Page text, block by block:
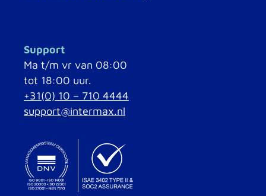
Support
Ma t/m vr van 08:00
tot 18:00 uur.
+31(0) 10 – 710 4444
support@intermax.nl